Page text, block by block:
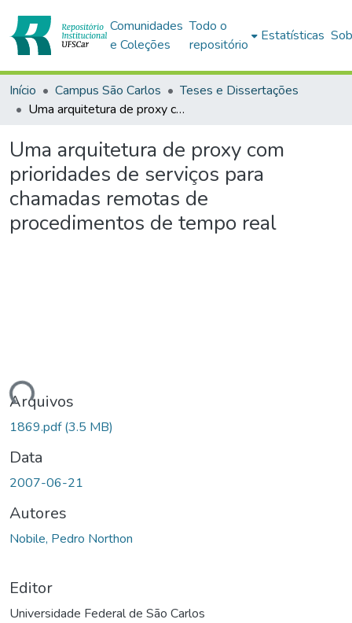
Comunidades
e Coleções
Todo o
repositório
Estatísticas
Início Campus São Carlos
Teses e Dissertações
Uma arquitetura de proxy com prioridades de serviços para chamadas remotas de procedimentos de tempo real
Uma arquitetura de proxy com
prioridades de serviços para
chamadas remotas de
procedimentos de tempo real
Arquivos
1869.pdf(3.5 MB)
Data
2007-06-21
Autores
Nobile, Pedro Northon
Editor
Universidade Federal de São Carlos